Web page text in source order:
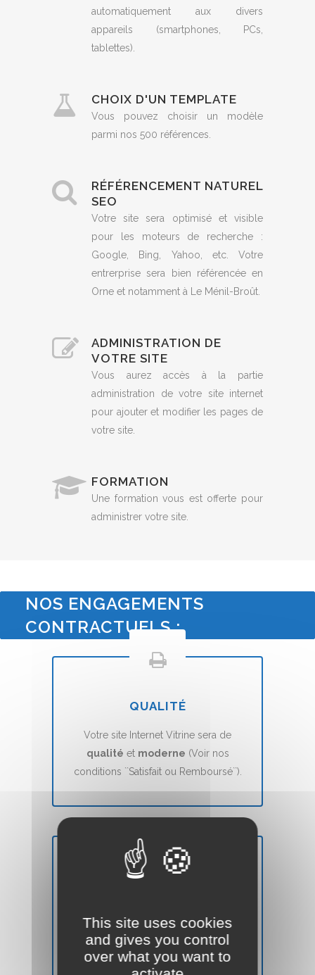
automatiquement aux divers
appareils (smartphones, PCs,
tablettes).
CHOIX D'UN TEMPLATE
Vous pouvez choisir un modèle
parmi nos 500 références.
RÉFÉRENCEMENT NATUREL
SEO
Votre site sera optimisé et visible
pour les moteurs de recherche :
Google, Bing, Yahoo, etc. Votre
entrerprise sera bien référencée en
Orne et notamment à Le Ménil-Broût.
ADMINISTRATION DE
VOTRE SITE
Vous aurez accès à la partie
administration de votre site internet
pour ajouter et modifier les pages de
votre site.
FORMATION
Une formation vous est offerte pour
administrer votre site.
NOS ENGAGEMENTS
CONTRACTUELS :
QUALITÉ
Votre site Internet Vitrine sera de
qualité et moderne (Voir nos
conditions ``Satisfait ou Remboursé``).
Votre site Web Vitrine sera mis en ligne
en 7 jours (voir nos CGVs).
This site uses cookies
and gives you control
over what you want to